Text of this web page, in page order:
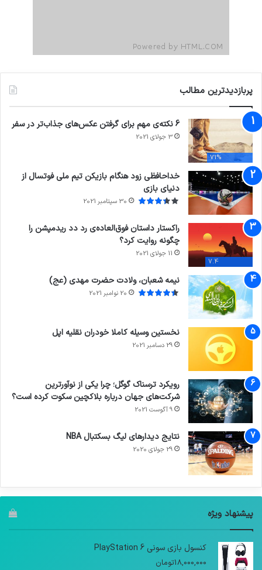
پربازدیدترین مطالب
71%
6 نکته‌ی مهم برای گرفتن عکس‌های جذاب‌تر در سفر
3 جولای 2021
خداحافظی زود هنگام بازیکن تیم ملی فوتسال از
دنیای بازی
30 سپتامبر 2021
7.4
راکستار داستان فوق‌العاده‌ی رد دد ریدمپشن را
چگونه روایت کرد؟
11 جولای 2021
نیمه شعبان، ولادت حضرت مهدی (عج)
20 نوامبر 2021
نخستین وسیله کاملا خودران نقلیه اپل
29 دسامبر 2021
رویکرد ترسناک گوگل؛ چرا یکی از نوآورترین
شرکت‌های جهان درباره بلاکچین سکوت کرده است؟
9 آگوست 2021
نتایج دیدار‌های لیگ بسکتبال NBA
29 جولای 2020
پیشنهاد ویژه
کنسول بازی سونی PlayStation 6
18,000,000تومان